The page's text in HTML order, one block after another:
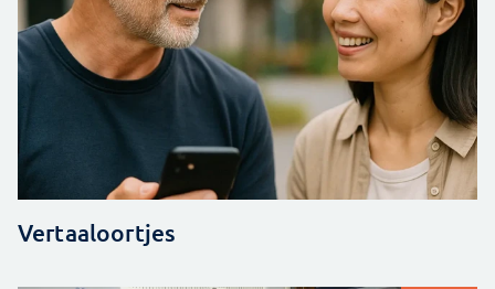
Vertaaloortjes